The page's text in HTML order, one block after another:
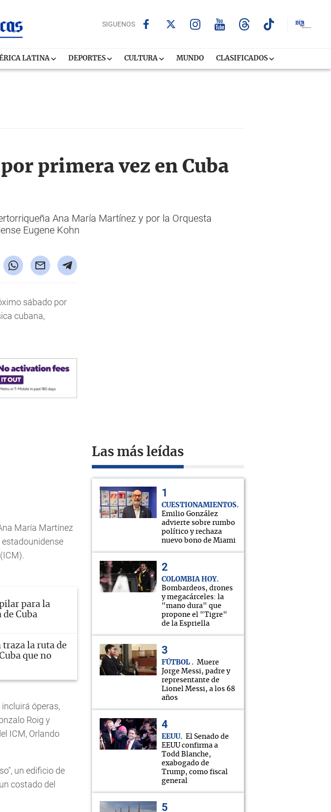
SIGUENOS
LATINA DEPORTES CULTURA MUNDO CLASIFICADOS
primera vez en Cuba
Ana María Martínez y por la Orquesta
Eugene Kohn
sábado por
cubana,
María Martínez
para la
Cuba
traza la ruta de
que no
óperas,
Roig y
ICM, Orlando
un edificio de
costado del
Las más leídas
CUESTIONAMIENTOS
Emilio González
advierte sobre rumbo
político y rechaza
nuevo bono de Miami
COLOMBIA HOY
Bombardeos, drones
y megacárceles: la
"mano dura" que
propone el "Tigre"
de la Espriella
FÚTBOL
Muere
Jorge Messi, padre y
representante de
Lionel Messi, a los 68
años
EEUU
El Senado de
EEUU confirma a
Todd Blanche,
exabogado de
Trump, como fiscal
general